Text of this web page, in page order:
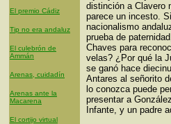
El premio Cádiz
Tip no era andaluz
El culebrón de
Ammán
Arenas, cuidadín
Arenas ante la
Macarena
El cortijo virtual
distinción a Clavero
parece un incesto.
nacionalismo
prueba de
Chaves para
velas? ¿Por qué la
se ganó hace
Antares al señorito
lo conozca puede
presentar a
Infante, y un padre